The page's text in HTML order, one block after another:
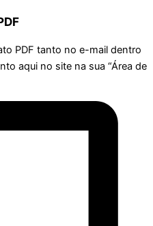
PDF tanto no e-mail dentro
aqui no site na sua “Área de